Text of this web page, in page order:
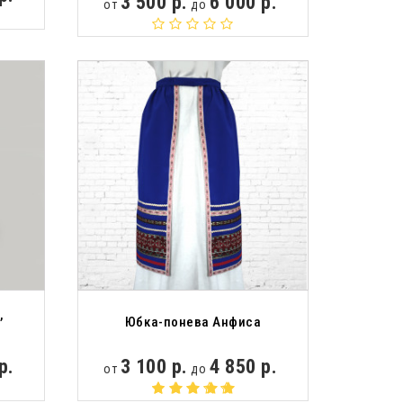
от до
Юбка-понева Анфиса
от 3 100 р. до4 850 р.